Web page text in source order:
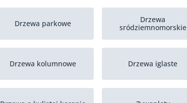
Drzewa parkowe
Drzewa
sródziemnomorskie
Drzewa kolumnowe Drzewa iglaste